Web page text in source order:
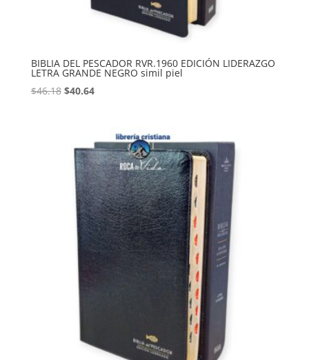
BIBLIA DEL PESCADOR RVR.1960 EDICIÓN LIDERAZGO
LETRA GRANDE NEGRO simil piel
$46.18 Original
$40.64Current
$40.64.